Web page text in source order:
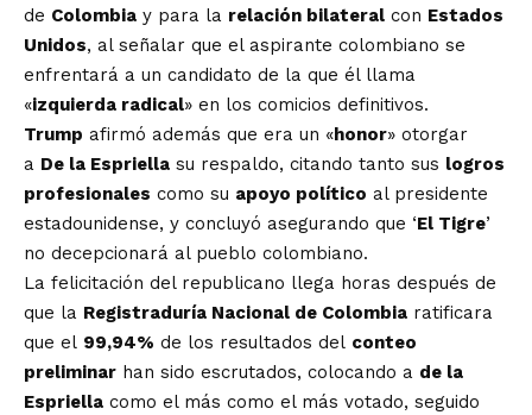
de Colombia y para la relación bilateral con Estados
Unidos, al señalar que el aspirante colombiano se
enfrentará a un candidato de la que él llama
«izquierda radical» en los comicios definitivos.
Trump afirmó además que era un «honor» otorgar
a De la Espriella su respaldo, citando tanto sus logros
profesionales como su apoyo político al presidente
estadounidense, y concluyó asegurando que ‘El Tigre’
no decepcionará al pueblo colombiano.
La felicitación del republicano llega horas después de
que la Registraduría Nacional de Colombia ratificara
que el 99,94% de los resultados del conteo
preliminar han sido escrutados, colocando a de la
Espriella como el más como el más votado, seguido